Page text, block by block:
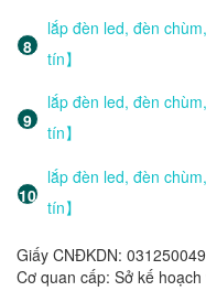
lắp đèn led, đèn
tín】
lắp đèn led, đèn
tín】
lắp đèn led, đèn
tín】
Giấy CNĐKDN:
Cơ quan cấp: Sở kế